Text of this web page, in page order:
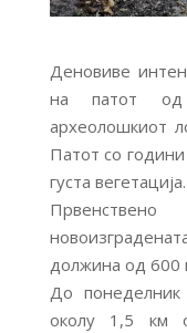
Деновиве
на патот од
археолошкиот
Патот со
густа вегетација.
должина од 600
До
околу 1,5 км